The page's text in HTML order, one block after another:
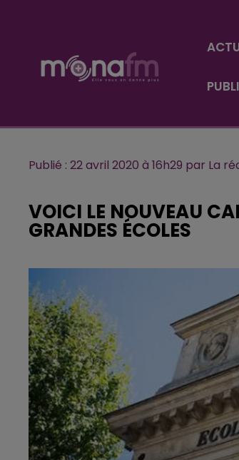
Publié : 22 avril 2020 à 16h29 par La
VOICI LE NOUVEAU
GRANDES ÉCOLES